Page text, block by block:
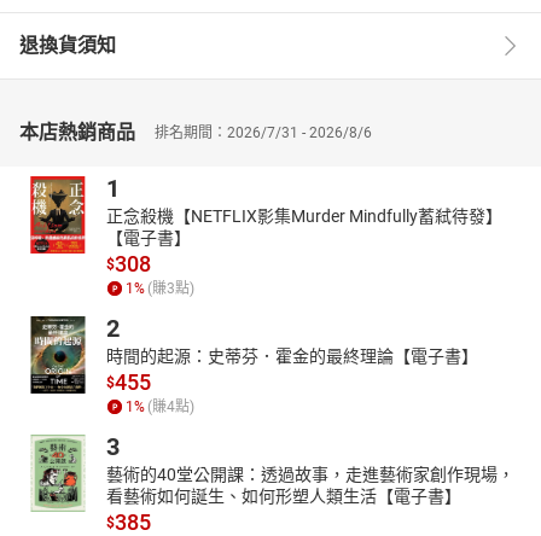
退換貨須知
本店熱銷商品 排名期間：2026/7/31 - 2026/8/6
1
正念殺機【NETFLIX影集Murder Mindfully蓄弒待發】
【電子書】
$308
1% (賺3點)
2
時間的起源：史蒂芬．霍金的最終理論【電子書】
$455
1% (賺4點)
3
藝術的40堂公開課：透過故事，走進藝術家創作現場，
看藝術如何誕生、如何形塑人類生活【電子書】
$385